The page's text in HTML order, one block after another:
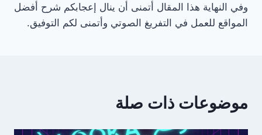
وفي النهاية هذا المقال أتمنى أن ينال إعجابكم شرح أفضل
المواقع للعمل في التفريغ الصوتي وأتمنى لكم التوفيق.
موضوعات ذات صلة